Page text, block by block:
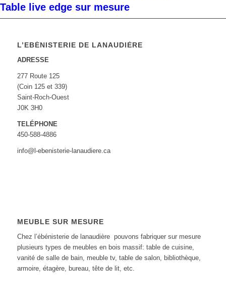
Table live edge sur mesure
L’EBÉNISTERIE DE LANAUDIÈRE
ADRESSE
277 Route 125
(Coin 125 et 339)
Saint-Roch-Ouest
J0K 3H0‎
TELÉPHONE
450-588-4886
info@l-ebenisterie-lanaudiere.ca
MEUBLE SUR MESURE
Chez l’ébénisterie de lanaudière pouvons fabriquer sur mesure
plusieurs types de meubles en bois massif: table de cuisine,
vanité de salle de bain, meuble tv, table de salon, bibliothèque,
armoire, étagère, bureau, tête de lit, etc.